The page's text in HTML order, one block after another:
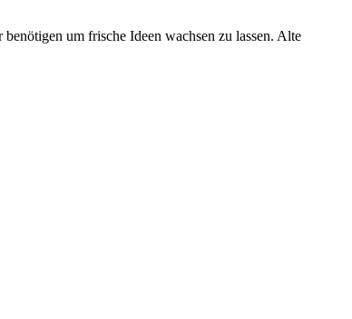
um frische Ideen wachsen zu lassen. Alte